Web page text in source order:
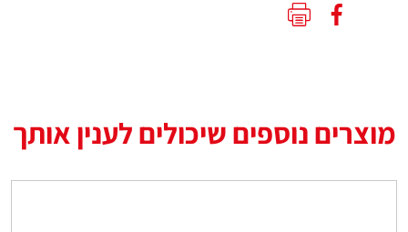
מוצרים נוספים שיכולים לענין אותך